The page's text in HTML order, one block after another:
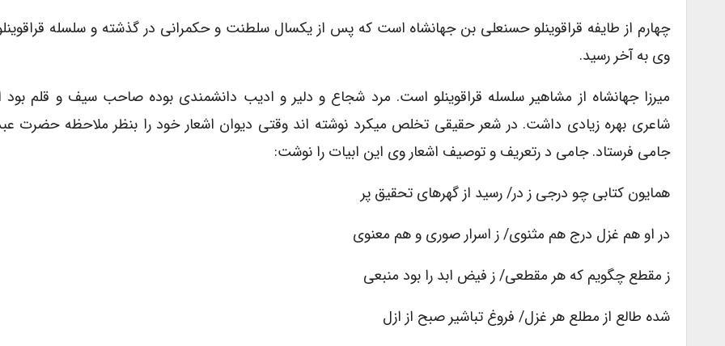
چهارم از طایفه قراقوینلو حسنعلی بن جهانشاه است که پس از یکسال سلطنت و حکمرانی در گذشته و سلسله
وی به آخر رسید.
میرزا جهانشاه از مشاهیر سلسله قراقوینلو است. مرد شجاع و دلیر و ادیب دانشمندی بوده صاحب سیف و قلم بود
شاعری بهره زیادی داشت. در شعر حقیقی تخلص میکرد نوشته اند وقتی دیوان اشعار خود را بنظر ملاحظه حضرت
جامی فرستاد. جامی د رتعریف و توصیف اشعار وی این ابیات را نوشت:
همایون کتابی چو درجی ز در/ رسید از گهرهای تحقیق پر
در او هم غزل درج هم مثنوی/ ز اسرار صوری و هم معنوی
ز مقطع چگویم که هر مقطعی/ ز فیض ابد را بود منبعی
شده طالع از مطلع هر غزل/ فروغ تباشیر صبح از ازل